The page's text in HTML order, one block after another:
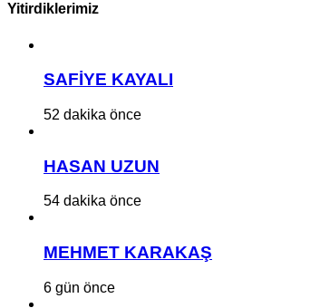
Yitirdiklerimiz
SAFİYE KAYALI
52 dakika önce
HASAN UZUN
54 dakika önce
MEHMET KARAKAŞ
6 gün önce